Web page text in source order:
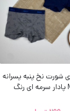
شورت نخ پنبه پسرانه